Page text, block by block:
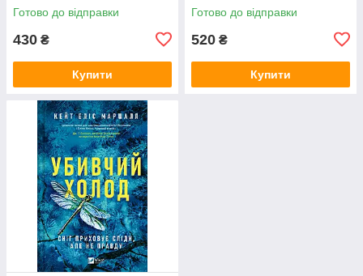
Готово до відправки
430 ₴
Купити
Готово до відправки
520 ₴
Купити